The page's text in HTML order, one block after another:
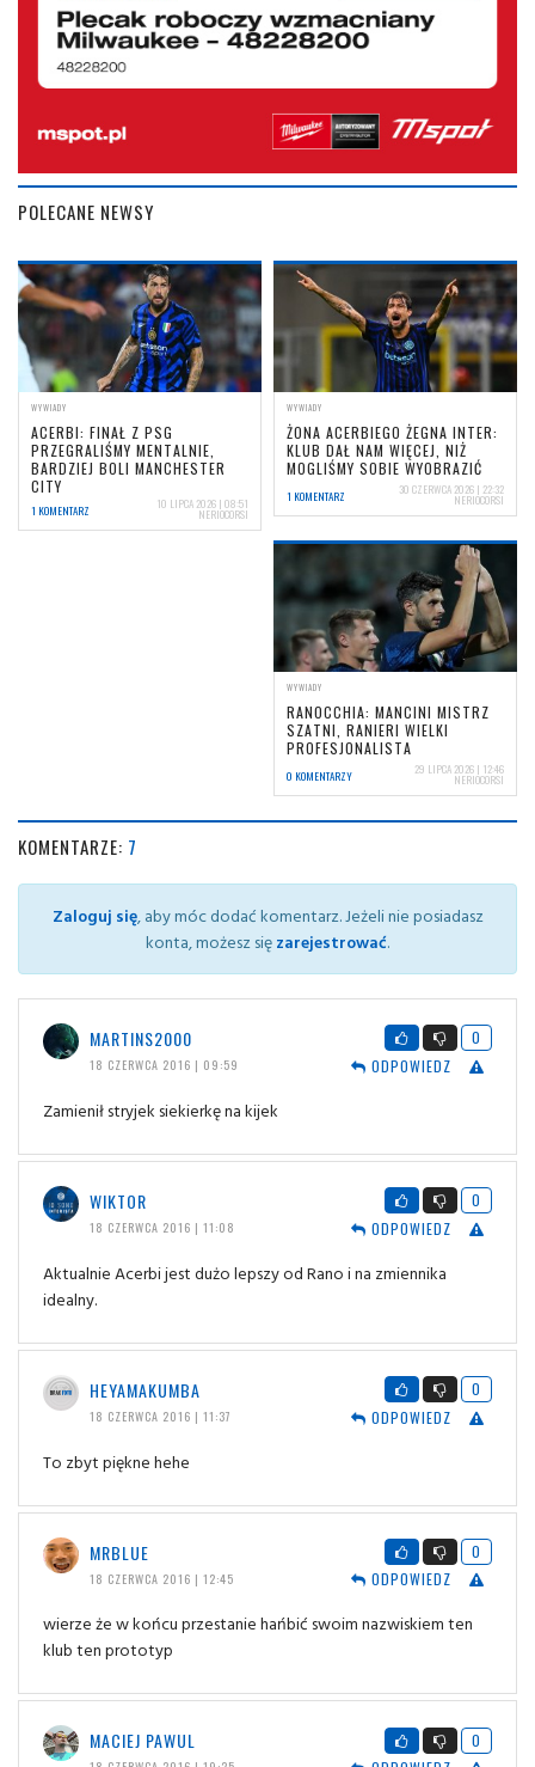
POLECANE NEWSY
WYWIADY
ACERBI: FINAŁ Z PSG
PRZEGRALIŚMY MENTALNIE,
BARDZIEJ BOLI MANCHESTER
CITY
1 KOMENTARZ 10 LIPCA 2026 | 08:51
NERIOCORSI
WYWIADY
ŻONA ACERBIEGO ŻEGNA INTER:
KLUB DAŁ NAM WIĘCEJ, NIŻ
MOGLIŚMY SOBIE WYOBRAZIĆ
1 KOMENTARZ 30 CZERWCA 2026 | 22:32
NERIOCORSI
WYWIADY
RANOCCHIA: MANCINI MISTRZ
SZATNI, RANIERI WIELKI
PROFESJONALISTA
0 KOMENTARZY 29 LIPCA 2026 | 12:46
NERIOCORSI
KOMENTARZE: 7
Zaloguj się, aby móc dodać komentarz. Jeżeli nie posiadasz
konta, możesz sięzarejestrować.
MARTINS2000
18 CZERWCA 2016 | 09:59
0
ODPOWIEDZ
Zamienił stryjek siekierkę na kijek
WIKTOR
18 CZERWCA 2016 | 11:08
0
ODPOWIEDZ
Aktualnie Acerbi jest dużo lepszy od Rano i na zmiennika
idealny.
HEYAMAKUMBA
18 CZERWCA 2016 | 11:37
0
ODPOWIEDZ
To zbyt piękne hehe
MRBLUE
18 CZERWCA 2016 | 12:45
0
ODPOWIEDZ
wierze że w końcu przestanie hańbić swoim nazwiskiem ten
klub ten prototyp
MACIEJ PAWUL
0